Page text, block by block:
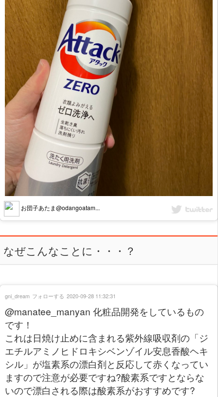
お団子あたま@odangoatam...
なぜこんなことに・・・？
@manatee_manyan 化粧品開発をしているもの
です！
これは日焼け止めに含まれる紫外線吸収剤の「ジ
エチルアミノヒドロキシベンゾイル安息香酸ヘキ
シル」が塩素系の漂白剤と反応して赤くなってい
ますので注意が必要ですね?酸素系ですとならな
いので漂白される際は酸素系がおすすめです?
gni_dream フォローする 2020-09-28 11:32:31